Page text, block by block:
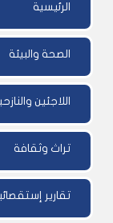
الرئيسية
الصحة والبيئة
اللاجئين
تراث وثقافة
تقارير